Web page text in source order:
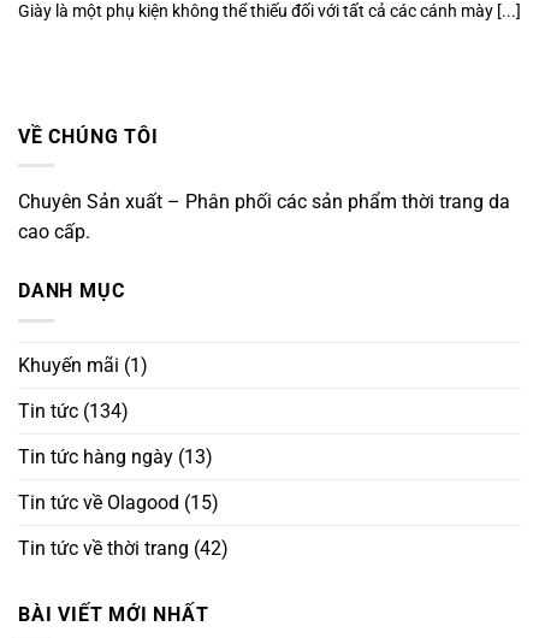
Giày là một phụ kiện không thể thiếu đối với tất cả các cánh mày [...]
VỀ CHÚNG TÔI
Chuyên Sản xuất – Phân phối các sản phẩm thời trang da
cao cấp.
DANH MỤC
Khuyến mãi (1)
Tin tức (134)
Tin tức hàng ngày (13)
Tin tức về Olagood (15)
Tin tức về thời trang (42)
BÀI VIẾT MỚI NHẤT